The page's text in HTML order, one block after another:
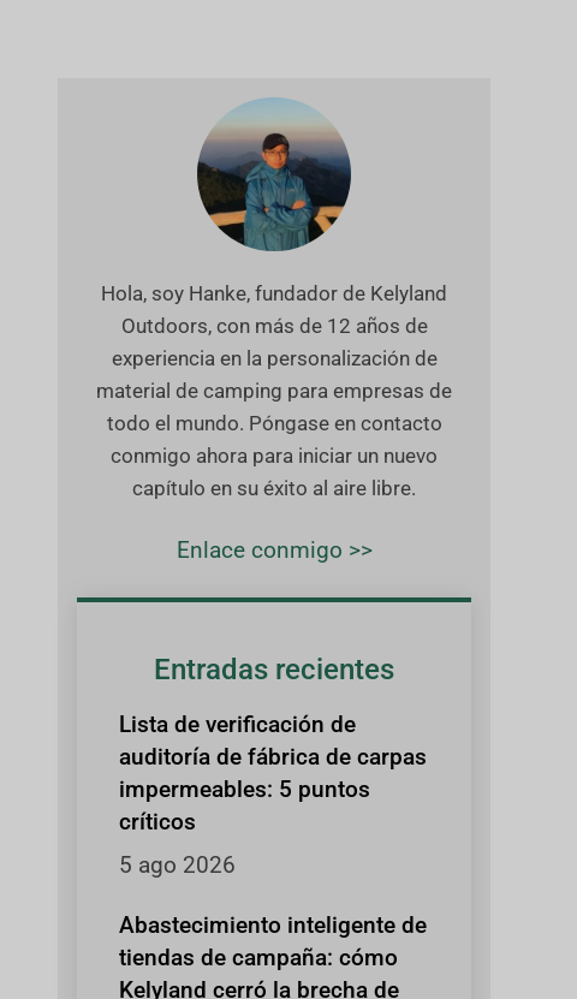
Hola, soy Hanke, fundador de Kelyland
Outdoors, con más de 12 años de
experiencia en la personalización de
material de camping para empresas de
todo el mundo. Póngase en contacto
conmigo ahora para iniciar un nuevo
capítulo en su éxito al aire libre.
Enlace conmigo >>
Entradas recientes
Lista de verificación de
auditoría de fábrica de carpas
impermeables: 5 puntos
críticos
5 ago 2026
Abastecimiento inteligente de
tiendas de campaña: cómo
Kelyland cerró la brecha de